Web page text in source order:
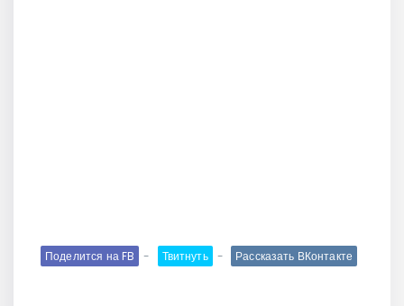
Поделится на FB Твитнуть Рассказать ВКонтакте